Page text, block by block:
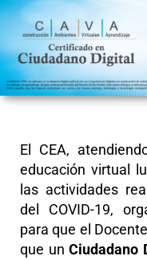
El CEA,
educación virtual
las actividades
del COVID-19,
para que el
que unCiudadano